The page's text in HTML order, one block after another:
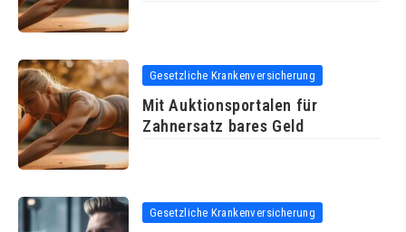
Gesetzliche Krankenversicherung
Mit Auktionsportalen für
Zahnersatz bares Geld
Gesetzliche Krankenversicherung